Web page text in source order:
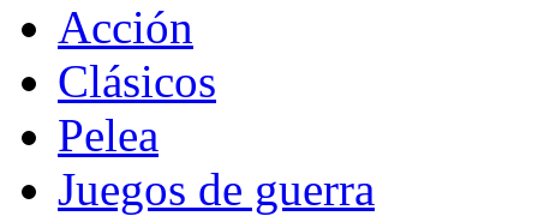
Acción
Clásicos
Pelea
Juegos de guerra